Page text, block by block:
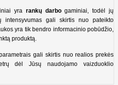
yra rankų darbogaminiai, todėl jų
intensyvumas gali skirtis nuo pateikto
yra tik bendro informacinio pobūdžio,
produktą.
gali skirtis nuo realios prekės
dėl Jūsų naudojamo vaizduoklio